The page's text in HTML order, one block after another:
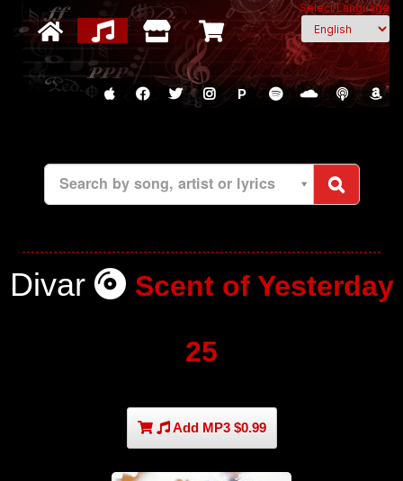
Select Language
P
Search by song, artist or lyrics
Divar Scent of Yesterday
25
Add MP3 $0.99